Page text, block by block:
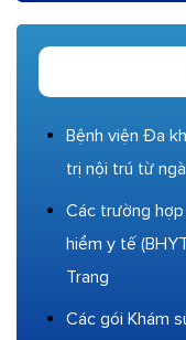
Bệnh viện Đa
trị nội trú từ
Các trường
hiểm y tế
Trang
Các gói Khám